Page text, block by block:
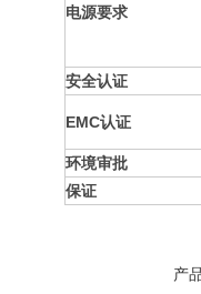
电源要求
安全认证
EMC认证
环境审批
保证
产